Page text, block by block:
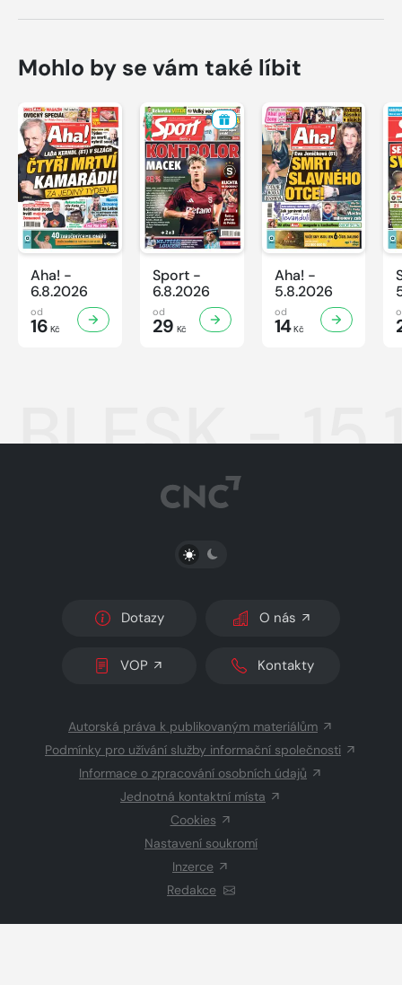
Mohlo by se vám také líbit
Aha! -
6.8.2026
od
16 Kč
Sport -
6.8.2026
od
29 Kč
Aha! -
5.8.2026
od
14Kč
BLESK -
PŘEPNOUT SVĚTLÝ/TMAVÝ REŽIM
Dotazy O nás
VOP Kontakty
Autorská práva k publikovaným materiálům
Podmínky pro užívání služby informační společnosti
Informace o zpracování osobních údajů
Jednotná kontaktní místa
Cookies
Nastavení soukromí
Inzerce
Redakce